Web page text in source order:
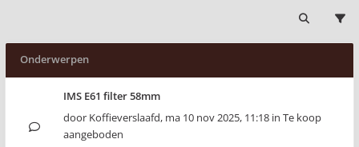
Onderwerpen
IMS E61 filter 58mm
door Koffieverslaafd, ma 10 nov 2025, 11:18 in Te koop
aangeboden